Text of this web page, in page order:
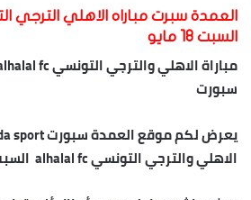
السبت 18 مايو
سبورت
الاهلي والترجي التونسي alhalal fc السبت 18 مايو